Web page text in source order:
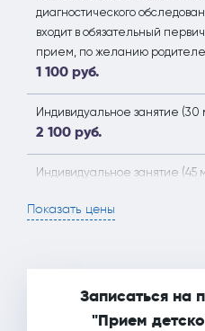
диагностического
входит в обязательный
прием, по желанию
1 100 руб.
Индивидуальное занятие
2 100 руб.
Индивидуальное занятие (45
2 500 руб.
Индивидуальное занятие с
Показать цены
Записаться на
"Прием